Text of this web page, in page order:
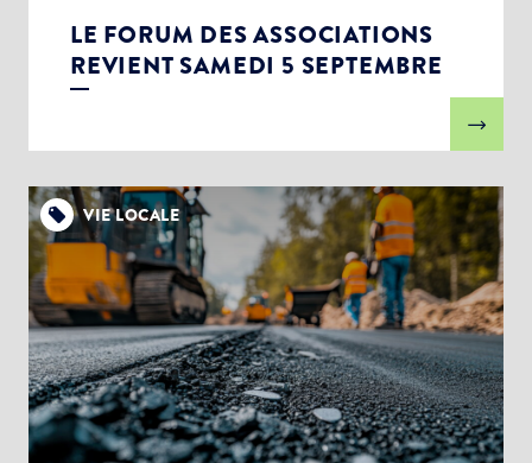
LE FORUM DES ASSOCIATIONS
REVIENT SAMEDI 5 SEPTEMBRE
VIE LOCALE